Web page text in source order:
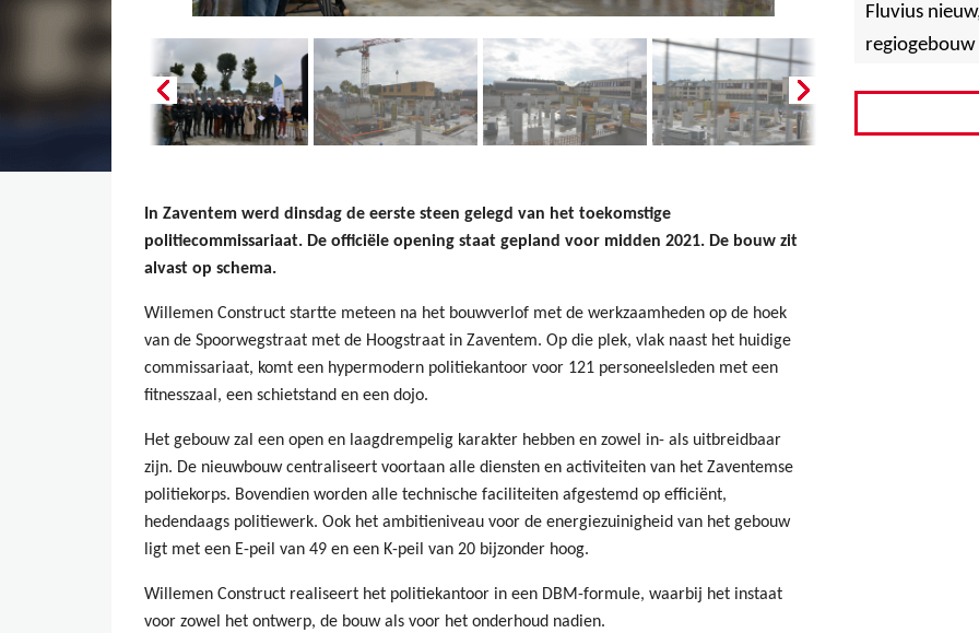
In Zaventem werd dinsdag de eerste steen gelegd van het toekomstige
politiecommissariaat. De officiële opening staat gepland voor midden 2021. De bouw zit
alvast op schema.
Willemen Construct startte meteen na het bouwverlof met de werkzaamheden op de hoek
van de Spoorwegstraat met de Hoogstraat in Zaventem. Op die plek, vlak naast het huidige
commissariaat, komt een hypermodern politiekantoor voor 121 personeelsleden met een
fitnesszaal, een schietstand en een dojo.
Het gebouw zal een open en laagdrempelig karakter hebben en zowel in- als uitbreidbaar
zijn. De nieuwbouw centraliseert voortaan alle diensten en activiteiten van het Zaventemse
politiekorps. Bovendien worden alle technische faciliteiten afgestemd op efficiënt,
hedendaags politiewerk. Ook het ambitieniveau voor de energiezuinigheid van het gebouw
ligt met een E-peil van 49 en een K-peil van 20 bijzonder hoog.
Willemen Construct realiseert het politiekantoor in een DBM-formule, waarbij het instaat
voor zowel het ontwerp, de bouw als voor het onderhoud nadien.
Fluvius